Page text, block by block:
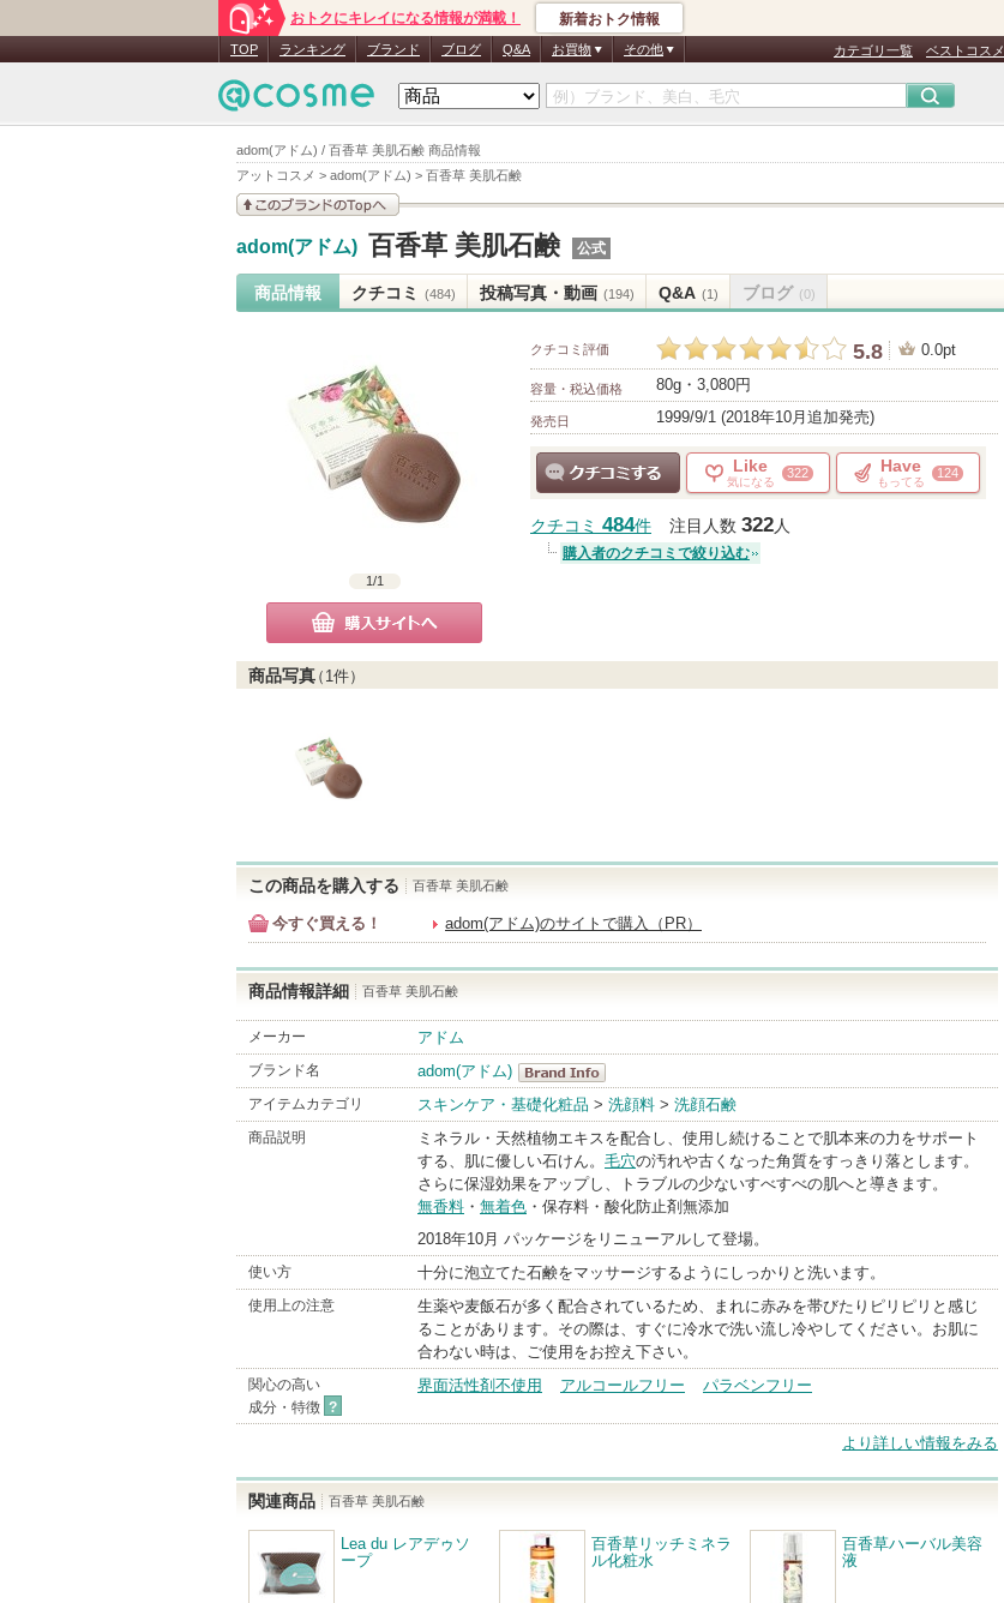
adom(アドム) / 百香草 美肌石鹸 商品情報
アットコスメ > adom(アドム) > 百香草 美肌石鹸
おトクにキレイになる情報が満載！ 新着おトク情報
TOP ランキング ブランド ブログ Q&A お買物 その他 カテゴリ一覧 ベストコスメ
このブランドの情報を
adom(アドム) 百香草 美肌石鹸 公式
商品情報 クチコミ (484) 投稿写真・動画 (194) Q&A (1) ブログ (0)
1/1
購入サイトへ
クチコミ評価 5.8 0.0pt
容量・税込価格 80g・3,080円
発売日 1999/9/1 (2018年10月追加発売)
Like
気になる
322 Have
もってる
124
クチコミ 484件 注目人数 322人
購入者のクチコミで絞り込む
商品写真（ 1件）
この商品を購入する 百香草 美肌石鹸
今すぐ買える！ adom(アドム)のサイトで購入（PR）
商品情報詳細 百香草 美肌石鹸
メーカー アドム
ブランド名
adom(アドム)
adom(アドム)
BrandInfo
アイテムカテゴリ スキンケア・基礎化粧品 > 洗顔料 > 洗顔石鹸
商品説明
ミネラル・天然植物エキスを配合し、使用し続けることで肌本来の力をサポート
する、肌に優しい石けん。 毛穴の汚れや古くなった角質をすっきり落とします。
さらに保湿効果をアップし、トラブルの少ないすべすべの肌へと導きます。
無香料 ・ 無着色 ・保存料・酸化防止剤無添加
2018年10月 パッケージをリニューアルして登場。
使い方 十分に泡立てた石鹸をマッサージするようにしっかりと洗います。
使用上の注意
生薬や麦飯石が多く配合されているため、まれに赤みを帯びたりピリピリと感じ
ることがあります。その際は、すぐに冷水で洗い流し冷やしてください。お肌に
合わない時は、ご使用をお控え下さい。
関心の高い
成分・特徴 ?
界面活性剤不使用 アルコールフリー パラベンフリー
より詳しい情報をみる
関連商品 百香草 美肌石鹸
Lea du レアデゥソ
ープ
百香草リッチミネラ
ル化粧水
百香草ハーバル美容
液